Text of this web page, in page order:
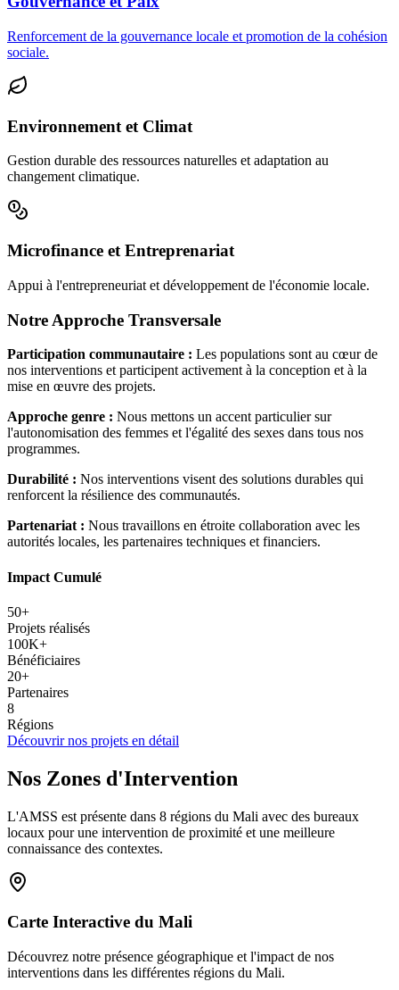
Renforcement de la gouvernance locale et promotion de la cohésion
sociale.
Environnement et Climat
Gestion durable des ressources naturelles et adaptation au
changement climatique.
Microfinance et Entreprenariat
Appui à l'entrepreneuriat et développement de l'économie locale.
Notre Approche Transversale
Participation communautaire : Les populations sont au cœur de
nos interventions et participent activement à la conception et à la
mise en œuvre des projets.
Approche genre : Nous mettons un accent particulier sur
l'autonomisation des femmes et l'égalité des sexes dans tous nos
programmes.
Durabilité : Nos interventions visent des solutions durables qui
renforcent la résilience des communautés.
Partenariat : Nous travaillons en étroite collaboration avec les
autorités locales, les partenaires techniques et financiers.
Impact Cumulé
50+
Projets réalisés
100K+
Bénéficiaires
20+
Partenaires
8
Régions
Découvrir nos projets en détail
Nos Zones d'Intervention
L'AMSS est présente dans 8 régions du Mali avec des bureaux
locaux pour une intervention de proximité et une meilleure
connaissance des contextes.
Carte Interactive du Mali
Découvrez notre présence géographique et l'impact de nos
interventions dans les différentes régions du Mali.